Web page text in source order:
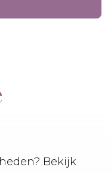
Bekijk